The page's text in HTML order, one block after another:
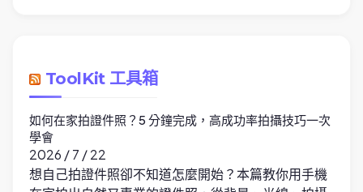
ToolKit 工具箱
如何在家拍證件照？5 分鐘完成，高成功率拍攝技巧一次
學會
2026 / 7 / 22
想自己拍證件照卻不知道怎麼開始？本篇教你用手機